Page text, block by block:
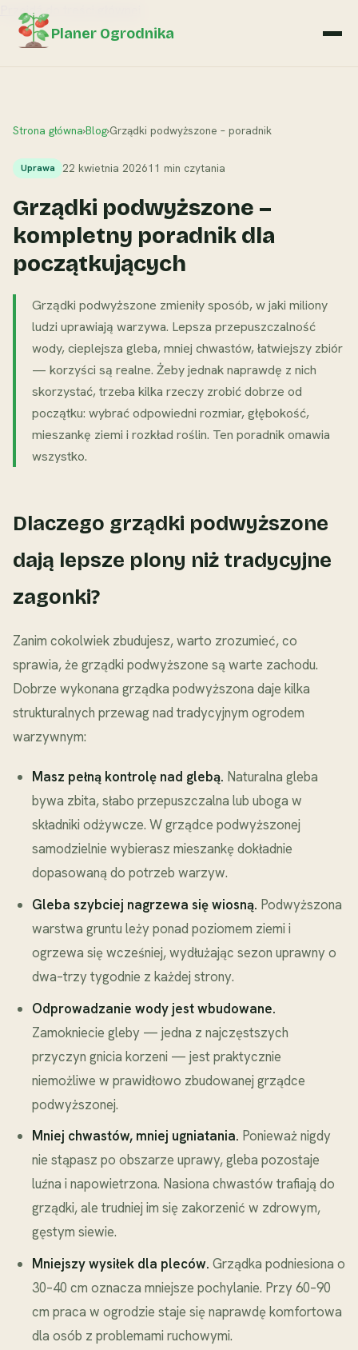
Przejdź do treści głównej
Planer Ogrodnika
Strona główna›Blog›Grządki podwyższone – poradnik
Uprawa 22 kwietnia 202611 min czytania
Grządki podwyższone –
kompletny poradnik dla
początkujących
Grządki podwyższone zmieniły sposób, w jaki miliony
ludzi uprawiają warzywa. Lepsza przepuszczalność
wody, cieplejsza gleba, mniej chwastów, łatwiejszy zbiór
— korzyści są realne. Żeby jednak naprawdę z nich
skorzystać, trzeba kilka rzeczy zrobić dobrze od
początku: wybrać odpowiedni rozmiar, głębokość,
mieszankę ziemi i rozkład roślin. Ten poradnik omawia
wszystko.
Dlaczego grządki podwyższone
dają lepsze plony niż tradycyjne
zagonki?
Zanim cokolwiek zbudujesz, warto zrozumieć, co
sprawia, że grządki podwyższone są warte zachodu.
Dobrze wykonana grządka podwyższona daje kilka
strukturalnych przewag nad tradycyjnym ogrodem
warzywnym:
Masz pełną kontrolę nad glebą. Naturalna gleba
bywa zbita, słabo przepuszczalna lub uboga w
składniki odżywcze. W grządce podwyższonej
samodzielnie wybierasz mieszankę dokładnie
dopasowaną do potrzeb warzyw.
Gleba szybciej nagrzewa się wiosną. Podwyższona
warstwa gruntu leży ponad poziomem ziemi i
ogrzewa się wcześniej, wydłużając sezon uprawny o
dwa–trzy tygodnie z każdej strony.
Odprowadzanie wody jest wbudowane.
Zamokniecie gleby — jedna z najczęstszych
przyczyn gnicia korzeni — jest praktycznie
niemożliwe w prawidłowo zbudowanej grządce
podwyższonej.
Mniej chwastów, mniej ugniatania. Ponieważ nigdy
nie stąpasz po obszarze uprawy, gleba pozostaje
luźna i napowietrzona. Nasiona chwastów trafiają do
grządki, ale trudniej im się zakorzenić w zdrowym,
gęstym siewie.
Mniejszy wysiłek dla pleców. Grządka podniesiona o
30–40 cm oznacza mniejsze pochylanie. Przy 60–90
cm praca w ogrodzie staje się naprawdę komfortowa
dla osób z problemami ruchowymi.